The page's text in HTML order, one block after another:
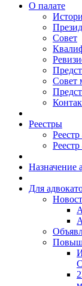
О палате
Совет
Совет
Реестры
Реестр
Назначение
Для